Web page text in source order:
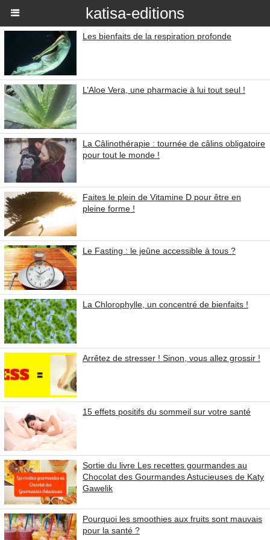
katisa-editions
Les bienfaits de la respiration profonde
L’Aloe Vera, une pharmacie à lui tout seul !
La Câlinothérapie : tournée de câlins obligatoire
pour tout le monde !
Faites le plein de Vitamine D pour être en
pleine forme !
Le Fasting : le jeûne accessible à tous ?
La Chlorophylle, un concentré de bienfaits !
Arrêtez de stresser ! Sinon, vous allez grossir !
15 effets positifs du sommeil sur votre santé
Sortie du livre Les recettes gourmandes au
Chocolat des Gourmandes Astucieuses de Katy
Gawelik
Pourquoi les smoothies aux fruits sont mauvais
pour la santé ?